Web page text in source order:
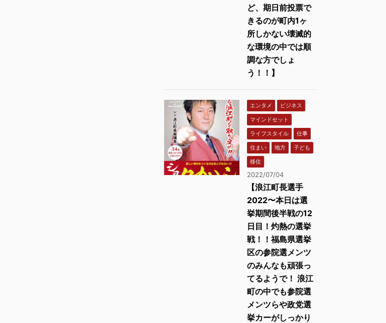
ど、期日前投票で
きるのが町内1ヶ
所しかない壊滅的
な環境の中では順
調な方でしょ
う！！】
エンタメ
ビジネス
マインドセット
ライフスタイル
仕事
住まい
地方
子ども
移住
2022/07/04
【浪江町長選手
2022〜本日は選
挙期間後半戦の12
日目！灼熱の選挙
戦！！福島県選挙
区の参院選メンツ
のみんなも頑張っ
てるようで！ 浪江
町の中でも参院選
メンツらや政党選
挙カーがしっかり